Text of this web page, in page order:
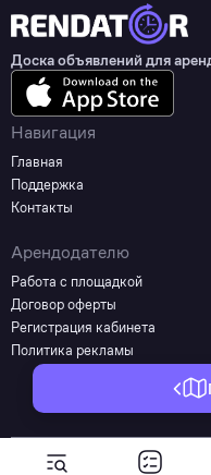
Доска объявлений для
Навигация
Главная
Поддержка
Контакты
Арендодателю
Работа с площадкой
Договор оферты
Регистрация кабинета
Политика рекламы